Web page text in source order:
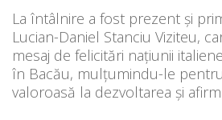
La întâlnire a fost prezent și
Lucian-Daniel Stanciu Viziteu,
mesaj de felicitări națiunii
în Bacău, mulțumindu-le
valoroasă la dezvoltarea și